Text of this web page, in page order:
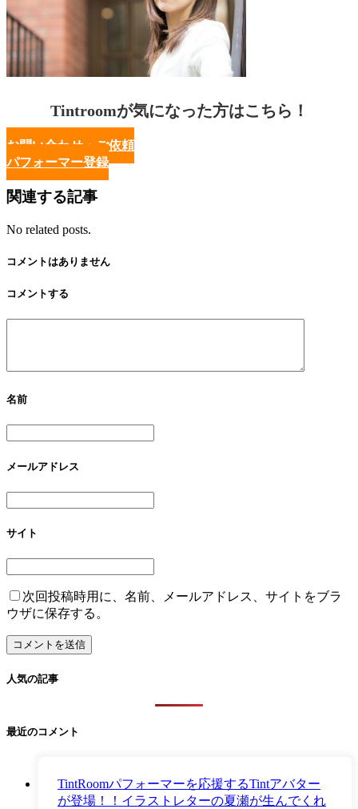
Tintroomが気になった方はこちら！
お問い合わせ・ご依頼
パフォーマー登録
関連する記事
No related posts.
コメントはありません
コメントする
名前
メールアドレス
サイト
次回投稿時用に、名前、メールアドレス、サイトをブラ
ウザに保存する。
人気の記事
最近のコメント
TintRoomパフォーマーを応援するTintアバター
が登場！！イラストレターの夏瀬が生んでくれ